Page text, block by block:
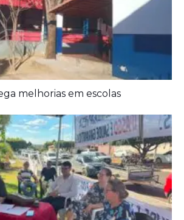
melhorias em escolas